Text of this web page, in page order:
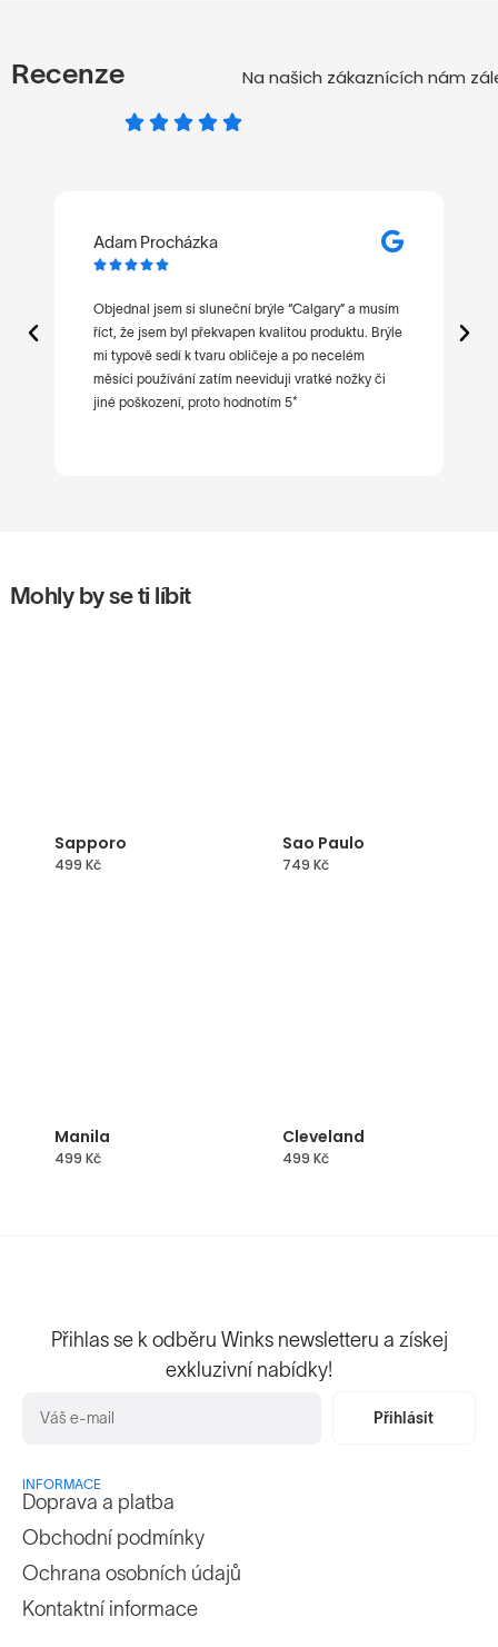
Recenze Na našich zákaznících nám
Adam Procházka

Objednal jsem si sluneční brýle “Calgary” a musím
říct, že jsem byl překvapen kvalitou produktu. Brýle
mi typově sedí k tvaru obličeje a po necelém
měsíci používání zatím neeviduji vratké nožky či
jiné poškození, proto hodnotím 5*
Mohly by se ti líbit
Sapporo
499 Kč
Sao Paulo
749 Kč
Manila
499 Kč
Cleveland
499 Kč
Přihlas se k odběru Winks newsletteru a získej
exkluzivní nabídky!
Přihlásit
INFORMACE
Doprava a platba
Obchodní podmínky
Ochrana osobních údajů
Kontaktní informace